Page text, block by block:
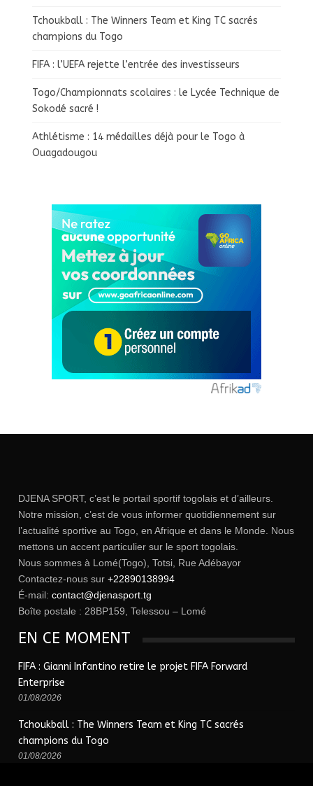
Tchoukball : The Winners Team et King TC sacrés
champions du Togo
FIFA : l’UEFA rejette l’entrée des investisseurs
Togo/Championnats scolaires : le Lycée Technique de
Sokodé sacré !
Athlétisme : 14 médailles déjà pour le Togo à
Ouagadougou
DJENA SPORT, c’est le portail sportif togolais et d’ailleurs.
Notre mission, c’est de vous informer quotidiennement sur
l’actualité sportive au Togo, en Afrique et dans le Monde. Nous
mettons un accent particulier sur le sport togolais.
Nous sommes à Lomé(Togo), Totsi, Rue Adébayor
Contactez-nous sur +22890138994
É-mail: contact@djenasport.tg
Boîte postale : 28BP159, Telessou – Lomé
EN CE MOMENT
FIFA : Gianni Infantino retire le projet FIFA Forward
Enterprise
01/08/2026
Tchoukball : The Winners Team et King TC sacrés
champions du Togo
01/08/2026